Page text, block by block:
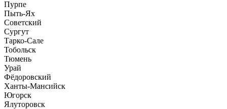
Пурпе
Пыть-Ях
Советский
Сургут
Тарко-Сале
Тобольск
Тюмень
Урай
Фёдоровский
Ханты-Мансийск
Югорск
Ялуторовск